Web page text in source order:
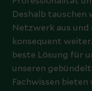
Deshalb tauschen
Netzwerk aus
konsequent
beste Lösung für
unseren
Fachwissen